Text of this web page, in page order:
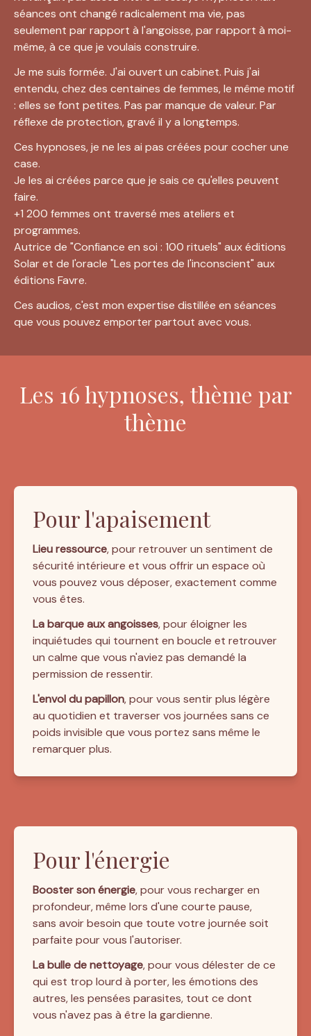
séances ont changé radicalement ma vie, pas
seulement par rapport à l'angoisse, par rapport à moi-
même, à ce que je voulais construire.
Je me suis formée. J'ai ouvert un cabinet. Puis j'ai
entendu, chez des centaines de femmes, le même motif
: elles se font petites. Pas par manque de valeur. Par
réflexe de protection, gravé il y a longtemps.
Ces hypnoses, je ne les ai pas créées pour cocher une
case.
Je les ai créées parce que je sais ce qu'elles peuvent
faire.
+1 200 femmes ont traversé mes ateliers et
programmes.
Autrice de "Confiance en soi : 100 rituels" aux éditions
Solar et de l'oracle "Les portes de l'inconscient" aux
éditions Favre.
Ces audios, c'est mon expertise distillée en séances
que vous pouvez emporter partout avec vous.
Les 16 hypnoses, thème par
thème
Pour l'apaisement
Lieu ressource, pour retrouver un sentiment de
sécurité intérieure et vous offrir un espace où
vous pouvez vous déposer, exactement comme
vous êtes.
La barque aux angoisses, pour éloigner les
inquiétudes qui tournent en boucle et retrouver
un calme que vous n'aviez pas demandé la
permission de ressentir.
L'envol du papillon, pour vous sentir plus légère
au quotidien et traverser vos journées sans ce
poids invisible que vous portez sans même le
remarquer plus.
Pour l'énergie
Booster son énergie, pour vous recharger en
profondeur, même lors d'une courte pause,
sans avoir besoin que toute votre journée soit
parfaite pour vous l'autoriser.
La bulle de nettoyage, pour vous délester de ce
qui est trop lourd à porter, les émotions des
autres, les pensées parasites, tout ce dont
vous n'avez pas à être la gardienne.